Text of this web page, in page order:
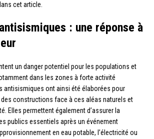
cet article.
: une réponse à
un danger potentiel pour les populations et
dans les zones à forte activité
antisismiques ont ainsi été élaborées pour
constructions face à ces aléas naturels et
Elles permettent également d’assurer la
publics essentiels après un événement
en eau potable, l’électricité ou